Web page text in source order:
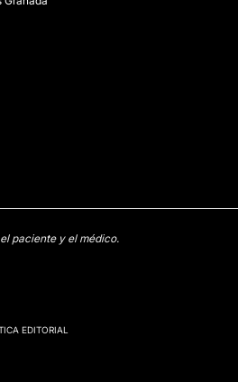
paciente y el médico.
EDITORIAL